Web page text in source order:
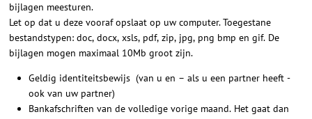
bijlagen meesturen.
Let op dat u deze vooraf opslaat op uw computer. Toegestane
bestandstypen: doc, docx, xsls, pdf, zip, jpg, png bmp en gif. De
bijlagen mogen maximaal 10Mb groot zijn.
Geldig identiteitsbewijs (van u en – als u een partner heeft -
ook van uw partner)
Bankafschriften van de volledige vorige maand. Het gaat dan